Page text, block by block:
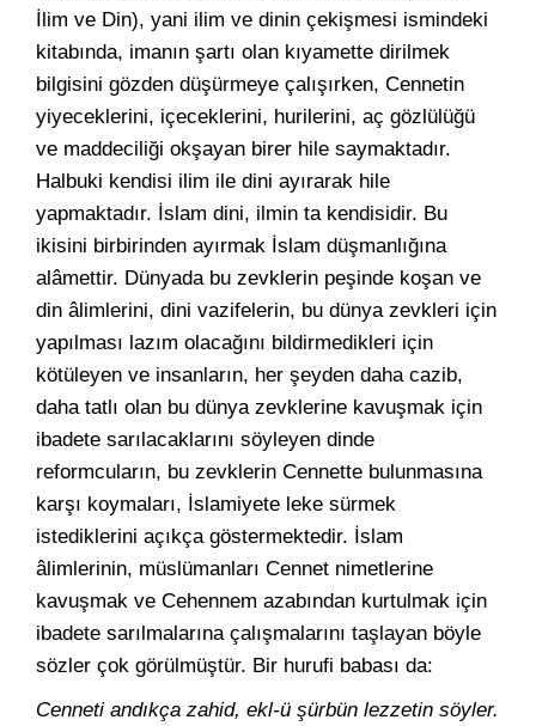
İlim ve Din), yani ilim ve dinin çekişmesi ismindeki
kitabında, imanın şartı olan kıyamette dirilmek
bilgisini gözden düşürmeye çalışırken, Cennetin
yiyeceklerini, içeceklerini, hurilerini, aç gözlülüğü
ve maddeciliği okşayan birer hile saymaktadır.
Halbuki kendisi ilim ile dini ayırarak hile
yapmaktadır. İslam dini, ilmin ta kendisidir. Bu
ikisini birbirinden ayırmak İslam düşmanlığına
alâmettir. Dünyada bu zevklerin peşinde koşan ve
din âlimlerini, dini vazifelerin, bu dünya zevkleri için
yapılması lazım olacağını bildirmedikleri için
kötüleyen ve insanların, her şeyden daha cazib,
daha tatlı olan bu dünya zevklerine kavuşmak için
ibadete sarılacaklarını söyleyen dinde
reformcuların, bu zevklerin Cennette bulunmasına
karşı koymaları, İslamiyete leke sürmek
istediklerini açıkça göstermektedir. İslam
âlimlerinin, müslümanları Cennet nimetlerine
kavuşmak ve Cehennem azabından kurtulmak için
ibadete sarılmalarına çalışmalarını taşlayan böyle
sözler çok görülmüştür. Bir hurufi babası da:
Cenneti andıkça zahid, ekl-ü şürbün lezzetin söyler.